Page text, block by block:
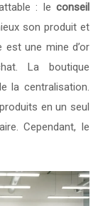
: le conseil
son produit et
est une mine d’or
La boutique
la centralisation.
en un seul
Cependant, le